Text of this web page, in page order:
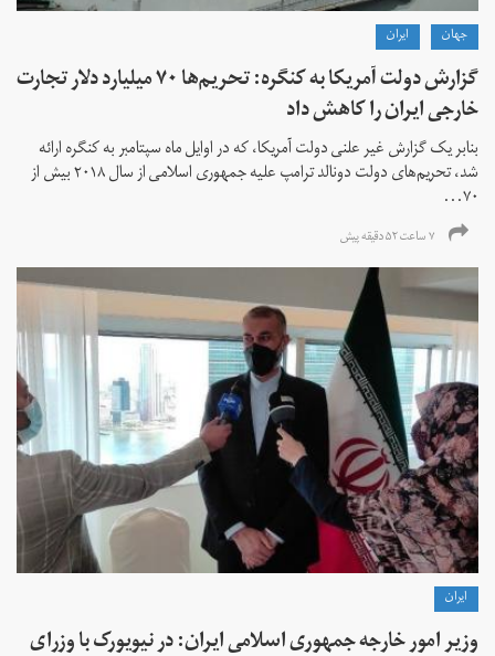
جهان ايران
گزارش دولت آمریکا به کنگره: تحریم‌ها ۷۰ میلیارد دلار تجارت
خارجی ایران را کاهش داد
بنابر یک گزارش غیر علنی دولت آمریکا، که در اوایل ماه سپتامبر به کنگره ارائه
شد، تحریم‌های دولت دونالد ترامپ علیه جمهوری اسلامی از سال ۲۰۱۸ بیش از
۷۰...
۷ ساعت ۵۲ دقیقه پیش
ايران
وزیر امور خارجه جمهوری اسلامی ایران: در نیویورک با وزرای